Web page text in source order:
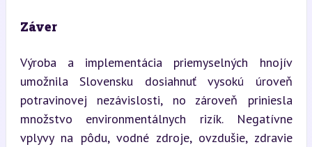
Záver
Výroba a implementácia priemyselných hnojív
umožnila Slovensku dosiahnuť vysokú úroveň
potravinovej nezávislosti, no zároveň priniesla
množstvo environmentálnych rizík. Negatívne
vplyvy na pôdu, vodné zdroje, ovzdušie, zdravie